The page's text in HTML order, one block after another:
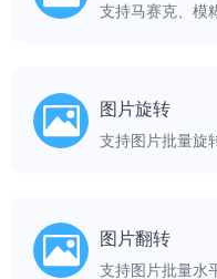
支持马赛克、模
图片旋转
支持图片批量旋
图片翻转
支持图片批量水